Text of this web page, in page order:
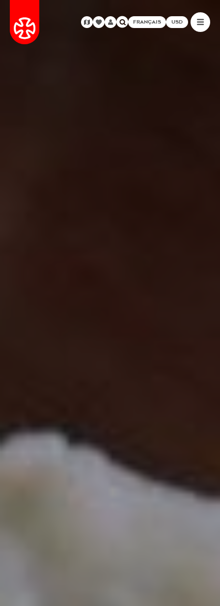
FRANÇAIS USD